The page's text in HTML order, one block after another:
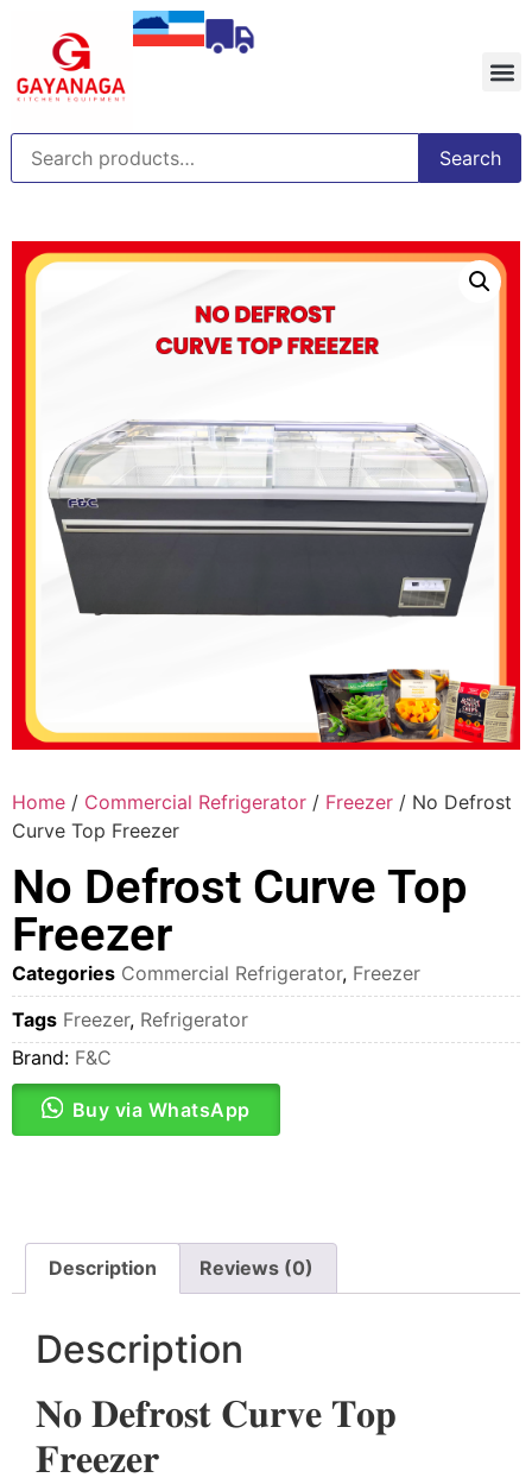
Search
Home / Commercial Refrigerator / Freezer / No Defrost
Curve Top Freezer
No Defrost Curve Top
Freezer
Categories Commercial Refrigerator, Freezer
Tags Freezer, Refrigerator
Brand: F&C
Buy via WhatsApp
Description Reviews (0)
Description
𝐍𝐨 𝐃𝐞𝐟𝐫𝐨𝐬𝐭 𝐂𝐮𝐫𝐯𝐞 𝐓𝐨𝐩
𝐅𝐫𝐞𝐞𝐳𝐞𝐫